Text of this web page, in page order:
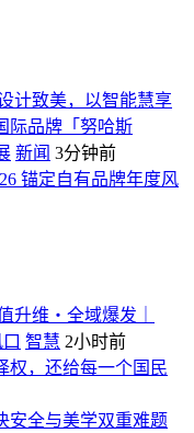
设计致美，以智能慧享
际品牌「努哈斯
新闻 3分钟前
锚定自有品牌年度风
升维・全域爆发｜
智慧 2小时前
权，还给每一个国民
安全与美学双重难题